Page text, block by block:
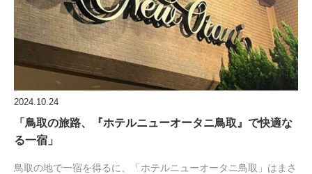
2024.10.24
「鳥取の旅路、『ホテルニューオータニ鳥取』で快適な
る一宿」
鳥取の地で一宿を得るに、「ホテルニューオータニ鳥取」はまさ